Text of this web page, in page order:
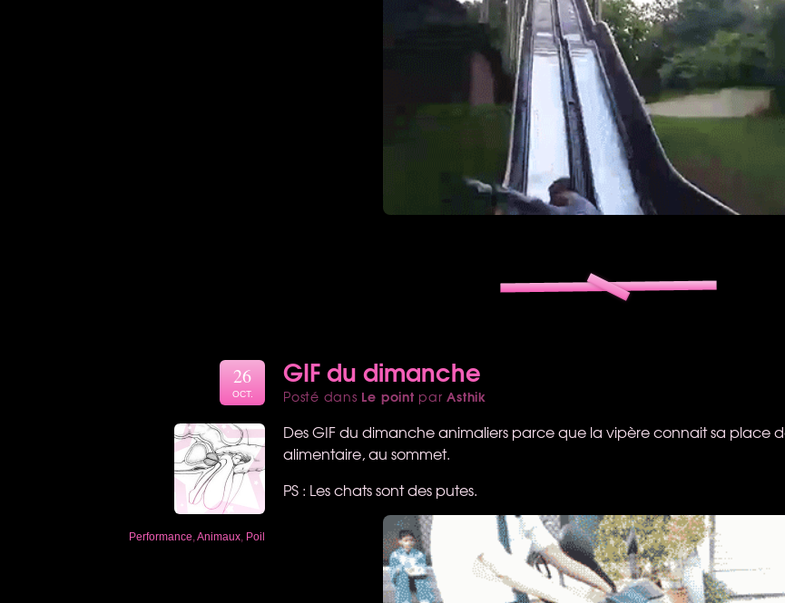
GIF du dimanche
Posté dans Le point parAsthik
26
OCT.
Performance Animaux Poil
DesGIFdu dimanche animaliers parce que la vipère connait sa place
alimentaire, au sommet.
PS : Les chats sont des putes.